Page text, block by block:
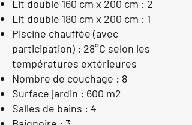
Lit double 160 cm x 200 cm : 2
Lit double 180 cm x 200 cm : 1
Piscine chauffée (avec
participation) : 28°C selon les
températures extérieures
Nombre de couchage : 8
Surface jardin : 600 m2
Salles de bains : 4